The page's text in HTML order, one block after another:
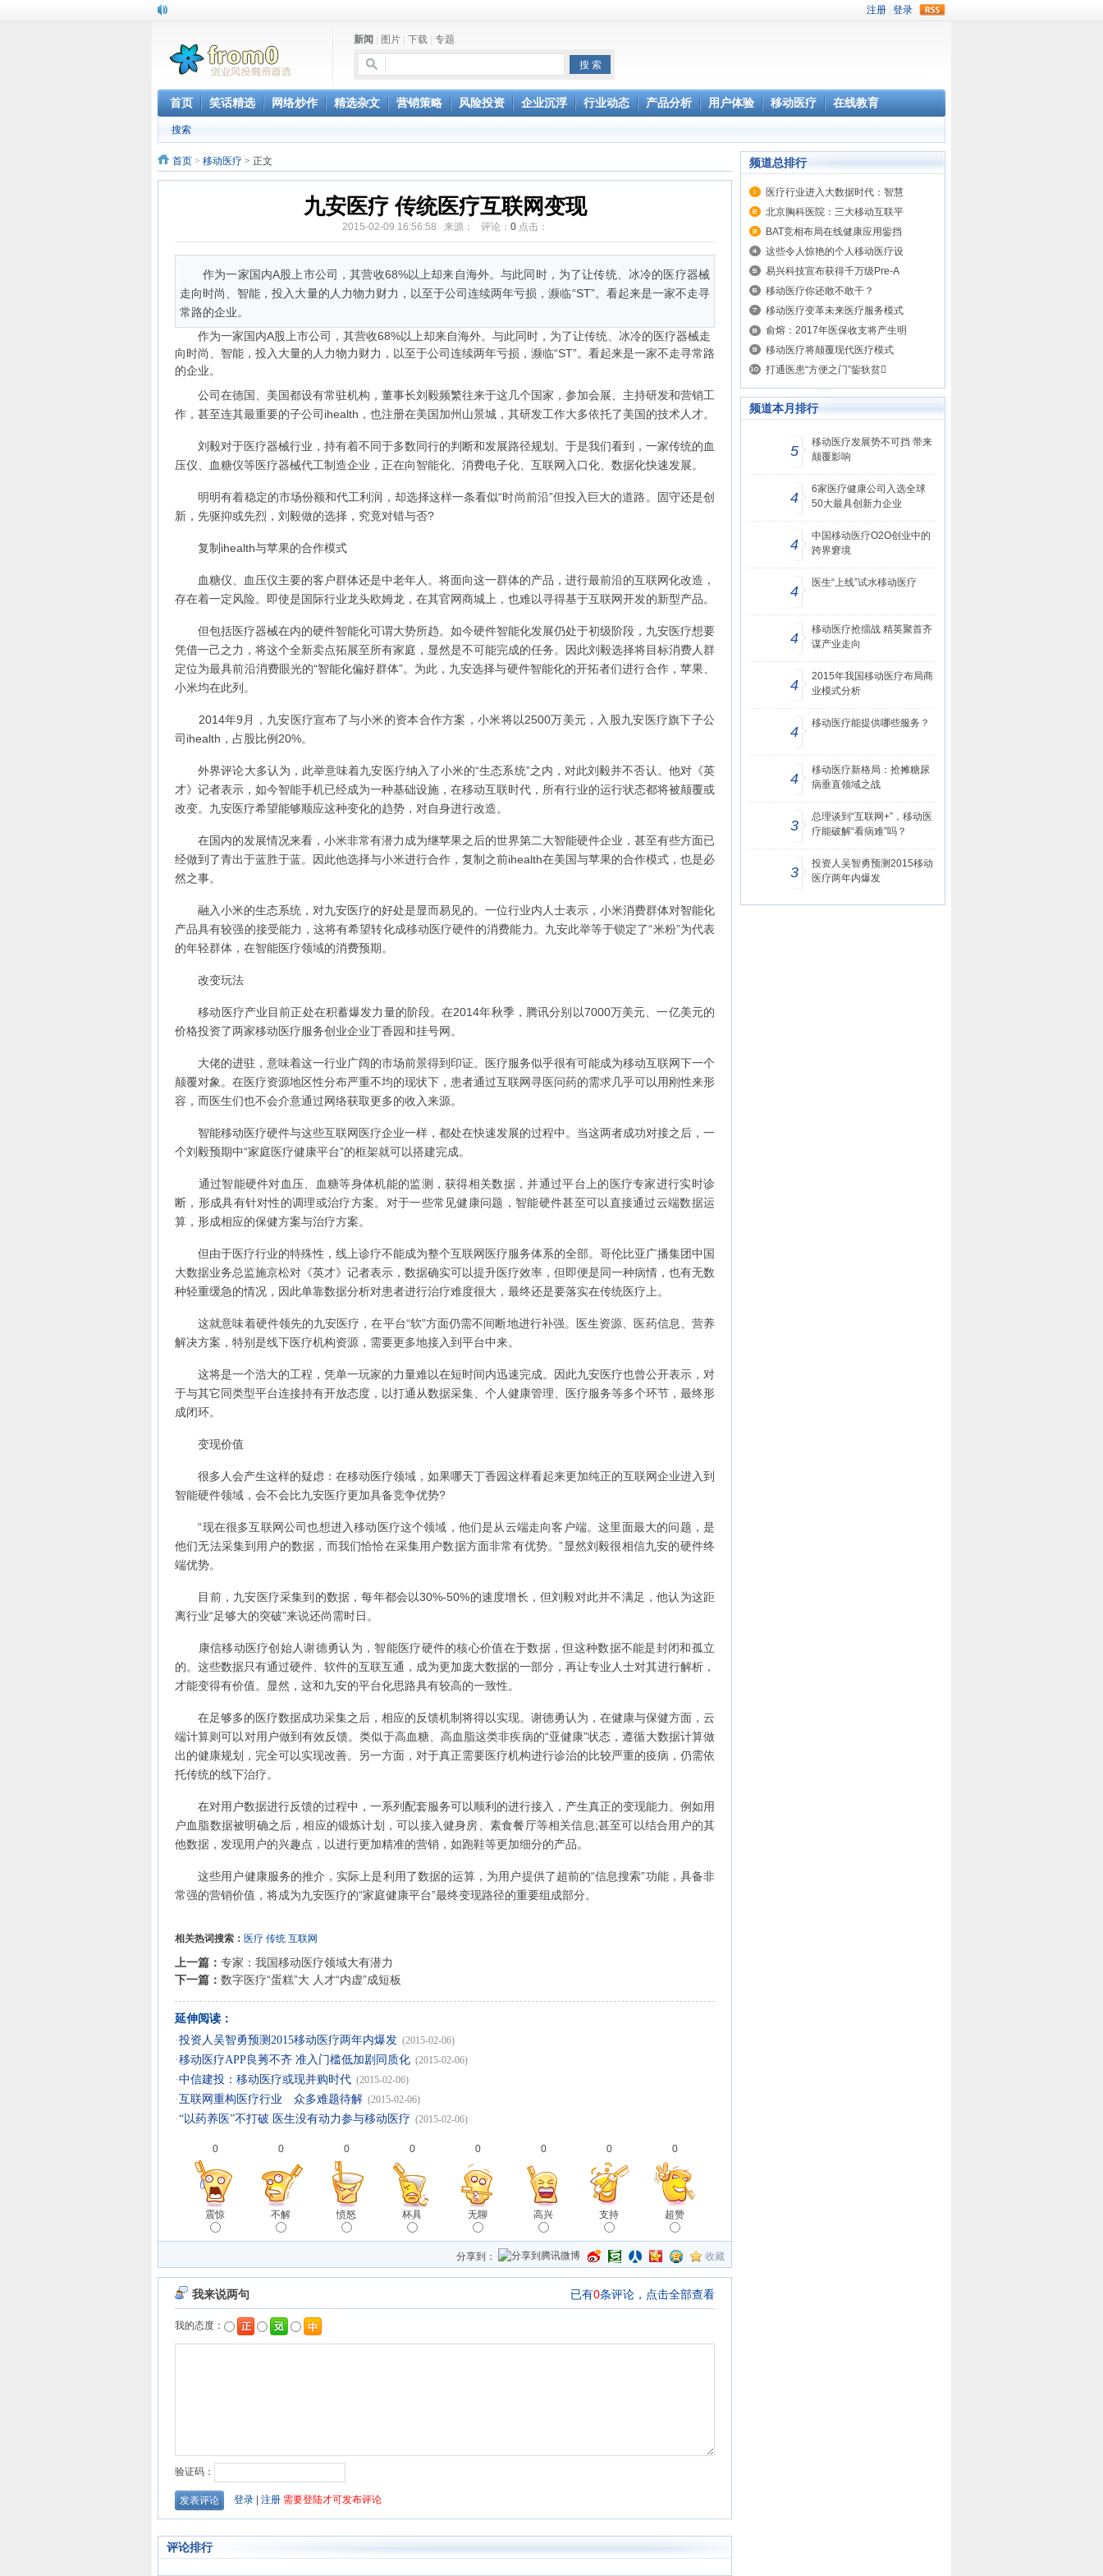
新闻 图片 下载 专题
首页 笑话精选 网络炒作 精选杂文 营销策略 风险投资 企业沉浮 行业动态 产品分析 用户体验 移动医疗 在线教育
搜索
首页 > 移动医疗 > 正文
九安医疗 传统医疗互联网变现
2015-02-09 16:56:58 来源： 评论： 0点击：
作为一家国内A股上市公司，其营收68%以上却来自海外。与此同时，为了让传统、冰冷的医疗器械
走向时尚、智能，投入大量的人力物力财力，以至于公司连续两年亏损，濒临“ST”。看起来是一家不走寻
常路的企业。
作为一家国内A股上市公司，其营收68%以上却来自海外。与此同时，为了让传统、冰冷的医疗器械走
向时尚、智能，投入大量的人力物力财力，以至于公司连续两年亏损，濒临“ST”。看起来是一家不走寻常路
的企业。
公司在德国、美国都设有常驻机构，董事长刘毅频繁往来于这几个国家，参加会展、主持研发和营销工
作，甚至连其最重要的子公司ihealth，也注册在美国加州山景城，其研发工作大多依托了美国的技术人才。
刘毅对于医疗器械行业，持有着不同于多数同行的判断和发展路径规划。于是我们看到，一家传统的血
压仪、血糖仪等医疗器械代工制造企业，正在向智能化、消费电子化、互联网入口化、数据化快速发展。
明明有着稳定的市场份额和代工利润，却选择这样一条看似“时尚前沿”但投入巨大的道路。固守还是创
新，先驱抑或先烈，刘毅做的选择，究竟对错与否?
复制ihealth与苹果的合作模式
血糖仪、血压仪主要的客户群体还是中老年人。将面向这一群体的产品，进行最前沿的互联网化改造，
存在着一定风险。即使是国际行业龙头欧姆龙，在其官网商城上，也难以寻得基于互联网开发的新型产品。
但包括医疗器械在内的硬件智能化可谓大势所趋。如今硬件智能化发展仍处于初级阶段，九安医疗想要
凭借一己之力，将这个全新卖点拓展至所有家庭，显然是不可能完成的任务。因此刘毅选择将目标消费人群
定位为最具前沿消费眼光的“智能化偏好群体”。为此，九安选择与硬件智能化的开拓者们进行合作，苹果、
小米均在此列。
2014年9月，九安医疗宣布了与小米的资本合作方案，小米将以2500万美元，入股九安医疗旗下子公
司ihealth，占股比例20%。
外界评论大多认为，此举意味着九安医疗纳入了小米的“生态系统”之内，对此刘毅并不否认。他对《英
才》记者表示，如今智能手机已经成为一种基础设施，在移动互联时代，所有行业的运行状态都将被颠覆或
改变。九安医疗希望能够顺应这种变化的趋势，对自身进行改造。
在国内的发展情况来看，小米非常有潜力成为继苹果之后的世界第二大智能硬件企业，甚至有些方面已
经做到了青出于蓝胜于蓝。因此他选择与小米进行合作，复制之前ihealth在美国与苹果的合作模式，也是必
然之事。
融入小米的生态系统，对九安医疗的好处是显而易见的。一位行业内人士表示，小米消费群体对智能化
产品具有较强的接受能力，这将有希望转化成移动医疗硬件的消费能力。九安此举等于锁定了“米粉”为代表
的年轻群体，在智能医疗领域的消费预期。
改变玩法
移动医疗产业目前正处在积蓄爆发力量的阶段。在2014年秋季，腾讯分别以7000万美元、一亿美元的
价格投资了两家移动医疗服务创业企业丁香园和挂号网。
大佬的进驻，意味着这一行业广阔的市场前景得到印证。医疗服务似乎很有可能成为移动互联网下一个
颠覆对象。在医疗资源地区性分布严重不均的现状下，患者通过互联网寻医问药的需求几乎可以用刚性来形
容，而医生们也不会介意通过网络获取更多的收入来源。
智能移动医疗硬件与这些互联网医疗企业一样，都处在快速发展的过程中。当这两者成功对接之后，一
个刘毅预期中“家庭医疗健康平台”的框架就可以搭建完成。
通过智能硬件对血压、血糖等身体机能的监测，获得相关数据，并通过平台上的医疗专家进行实时诊
断，形成具有针对性的调理或治疗方案。对于一些常见健康问题，智能硬件甚至可以直接通过云端数据运
算，形成相应的保健方案与治疗方案。
但由于医疗行业的特殊性，线上诊疗不能成为整个互联网医疗服务体系的全部。哥伦比亚广播集团中国
大数据业务总监施京松对《英才》记者表示，数据确实可以提升医疗效率，但即便是同一种病情，也有无数
种轻重缓急的情况，因此单靠数据分析对患者进行治疗难度很大，最终还是要落实在传统医疗上。
这就意味着硬件领先的九安医疗，在平台“软”方面仍需不间断地进行补强。医生资源、医药信息、营养
解决方案，特别是线下医疗机构资源，需要更多地接入到平台中来。
这将是一个浩大的工程，凭单一玩家的力量难以在短时间内迅速完成。因此九安医疗也曾公开表示，对
于与其它同类型平台连接持有开放态度，以打通从数据采集、个人健康管理、医疗服务等多个环节，最终形
成闭环。
变现价值
很多人会产生这样的疑虑：在移动医疗领域，如果哪天丁香园这样看起来更加纯正的互联网企业进入到
智能硬件领域，会不会比九安医疗更加具备竞争优势?
“现在很多互联网公司也想进入移动医疗这个领域，他们是从云端走向客户端。这里面最大的问题，是
他们无法采集到用户的数据，而我们恰恰在采集用户数据方面非常有优势。”显然刘毅很相信九安的硬件终
端优势。
目前，九安医疗采集到的数据，每年都会以30%-50%的速度增长，但刘毅对此并不满足，他认为这距
离行业“足够大的突破”来说还尚需时日。
康信移动医疗创始人谢德勇认为，智能医疗硬件的核心价值在于数据，但这种数据不能是封闭和孤立
的。这些数据只有通过硬件、软件的互联互通，成为更加庞大数据的一部分，再让专业人士对其进行解析，
才能变得有价值。显然，这和九安的平台化思路具有较高的一致性。
在足够多的医疗数据成功采集之后，相应的反馈机制将得以实现。谢德勇认为，在健康与保健方面，云
端计算则可以对用户做到有效反馈。类似于高血糖、高血脂这类非疾病的“亚健康”状态，遵循大数据计算做
出的健康规划，完全可以实现改善。另一方面，对于真正需要医疗机构进行诊治的比较严重的疫病，仍需依
托传统的线下治疗。
在对用户数据进行反馈的过程中，一系列配套服务可以顺利的进行接入，产生真正的变现能力。例如用
户血脂数据被明确之后，相应的锻炼计划，可以接入健身房、素食餐厅等相关信息;甚至可以结合用户的其
他数据，发现用户的兴趣点，以进行更加精准的营销，如跑鞋等更加细分的产品。
这些用户健康服务的推介，实际上是利用了数据的运算，为用户提供了超前的“信息搜索”功能，具备非
常强的营销价值，将成为九安医疗的“家庭健康平台”最终变现路径的重要组成部分。
相关热词搜索： 医疗 传统 互联网
上一篇： 专家：我国移动医疗领域大有潜力
下一篇： 数字医疗“蛋糕”大 人才“内虚”成短板
延伸阅读：
·投资人吴智勇预测2015移动医疗两年内爆发 (2015-02-06)
·移动医疗APP良莠不齐 准入门槛低加剧同质化 (2015-02-06)
·中信建投：移动医疗或现并购时代 (2015-02-06)
·互联网重构医疗行业 众多难题待解 (2015-02-06)
·“以药养医”不打破 医生没有动力参与移动医疗 (2015-02-06)
0
震惊
0
不解
0
愤怒
0
杯具
0
无聊
0
高兴
0
支持
0
超赞
分享到： 收藏
评论排行
频道总排行
医疗行业进入大数据时代：智慧
北京胸科医院：三大移动互联平
BAT竞相布局在线健康应用鈭挡
这些令人惊艳的个人移动医疗设
易兴科技宣布获得千万级Pre-A
移动医疗你还敢不敢干？
移动医疗变革未来医疗服务模式
俞熔：2017年医保收支将产生明
移动医疗将颠覆现代医疗模式
打通医患“方便之门”鈭狄贫
频道本月排行
5
移动医疗发展势不可挡 带来
颠覆影响
4
6家医疗健康公司入选全球
50大最具创新力企业
4
中国移动医疗O2O创业中的
跨界窘境
4
医生“上线”试水移动医疗
4
移动医疗抢擂战 精英聚首齐
谋产业走向
4
2015年我国移动医疗布局商
业模式分析
4
移动医疗能提供哪些服务？
4
移动医疗新格局：抢摊糖尿
病垂直领域之战
3
总理谈到“互联网+”，移动医
疗能破解“看病难”吗？
3
投资人吴智勇预测2015移动
医疗两年内爆发